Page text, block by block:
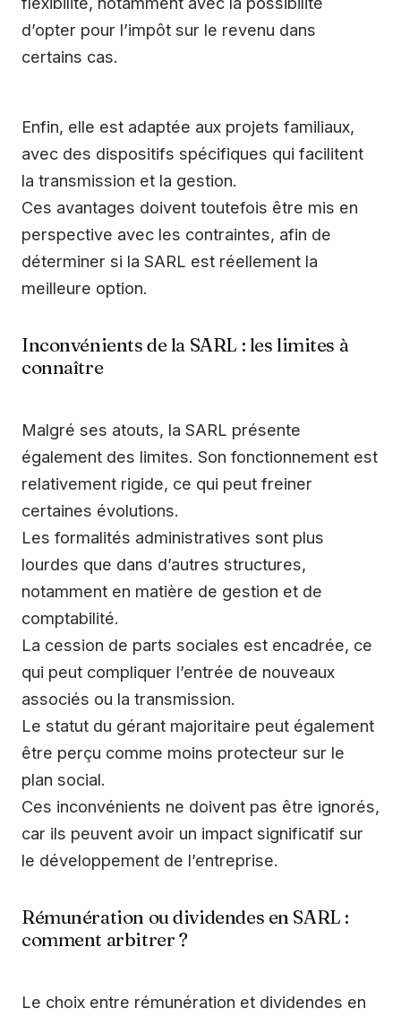
d’opter pour l’impôt sur le revenu dans
certains cas.
Enfin, elle est adaptée aux projets familiaux,
avec des dispositifs spécifiques qui facilitent
la transmission et la gestion.
Ces avantages doivent toutefois être mis en
perspective avec les contraintes, afin de
déterminer si la SARL est réellement la
meilleure option.
Inconvénients de la SARL : les limites à
connaître
Malgré ses atouts, la SARL présente
également des limites. Son fonctionnement est
relativement rigide, ce qui peut freiner
certaines évolutions.
Les formalités administratives sont plus
lourdes que dans d’autres structures,
notamment en matière de gestion et de
comptabilité.
La cession de parts sociales est encadrée, ce
qui peut compliquer l’entrée de nouveaux
associés ou la transmission.
Le statut du gérant majoritaire peut également
être perçu comme moins protecteur sur le
plan social.
Ces inconvénients ne doivent pas être ignorés,
car ils peuvent avoir un impact significatif sur
le développement de l’entreprise.
Rémunération ou dividendes en SARL :
comment arbitrer ?
Le choix entre rémunération et dividendes en